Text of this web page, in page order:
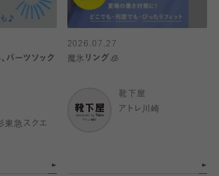
パーツソック
東急スクエ
2026.07.27
魔氷リング🧊
靴下屋
アトレ川崎